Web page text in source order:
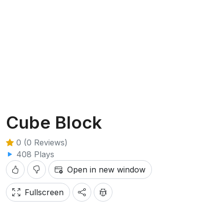
Cube Block
0 (0 Reviews)
408 Plays
Open in new window
Fullscreen